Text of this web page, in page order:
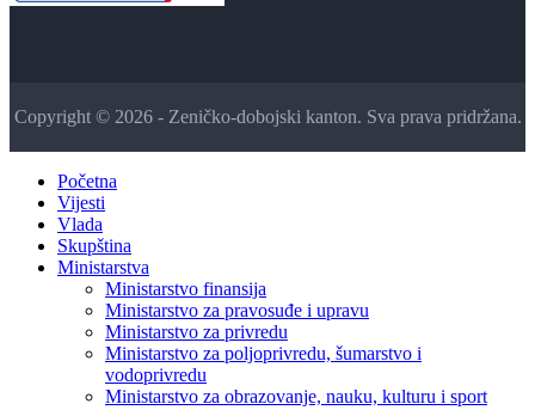
Copyright © 2026 - Zeničko-dobojski kanton. Sva prava pridržana.
Početna
Vijesti
Vlada
Skupština
Ministarstva
Ministarstvo finansija
Ministarstvo za pravosuđe i upravu
Ministarstvo za privredu
Ministarstvo za poljoprivredu, šumarstvo i
vodoprivredu
Ministarstvo za obrazovanje, nauku, kulturu i sport